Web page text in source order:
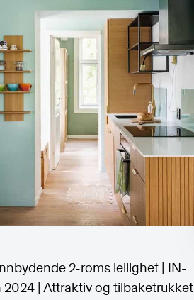
2-roms leilighet | IN-
| Attraktiv og tilbaketrukket